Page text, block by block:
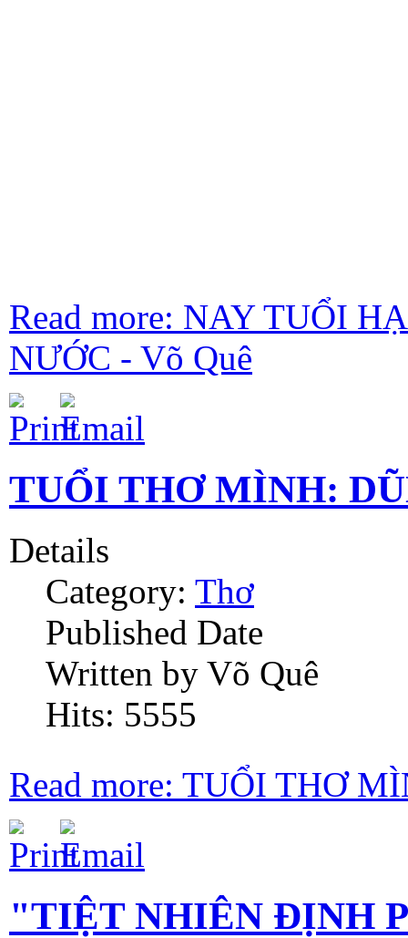
Read more: NAY TUỔI
NƯỚC - Võ Quê
TUỔI THƠ MÌNH:
Details
Category: Thơ
Published Date
Written by Võ Quê
Hits: 5555
Read more: TUỔI THƠ
"TIỆT NHIÊN ĐỊNH